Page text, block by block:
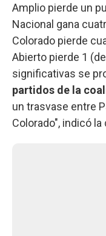
Amplio pierde un
Nacional gana
Colorado pierde
Abierto pierde 1
significativas se
partidos de la
un trasvase entre
Colorado", indicó